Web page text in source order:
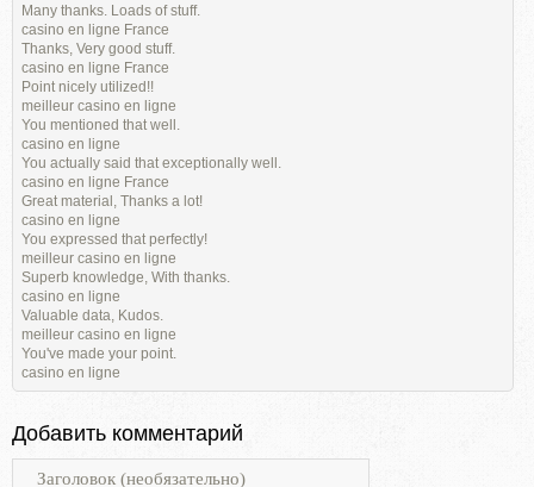
Many thanks. Loads of stuff.
casino en ligne France
Thanks, Very good stuff.
casino en ligne France
Point nicely utilized!!
meilleur casino en ligne
You mentioned that well.
casino en ligne
You actually said that exceptionally well.
casino en ligne France
Great material, Thanks a lot!
casino en ligne
You expressed that perfectly!
meilleur casino en ligne
Superb knowledge, With thanks.
casino en ligne
Valuable data, Kudos.
meilleur casino en ligne
You've made your point.
casino en ligne
Добавить комментарий